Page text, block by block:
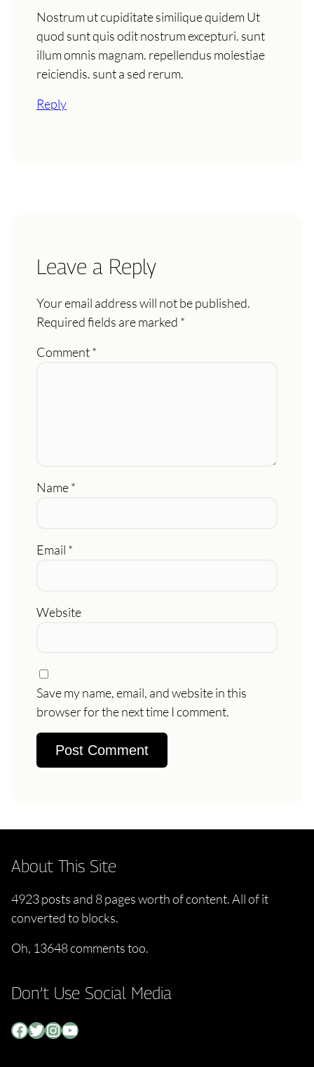
Nostrum ut cupiditate similique quidem Ut
quod sunt quis odit nostrum excepturi. sunt
illum omnis magnam. repellendus molestiae
reiciendis. sunt a sed rerum.
Reply
Leave a Reply
Your email address will not be published.
Required fields are marked *
Comment*
Name*
Email *
Website
Save my name, email, and website in this
browser for the next time I comment.
About This Site
4923 posts and 8 pages worth of content. All of it
converted to blocks.
Oh, 13648 comments too.
Don’t Use Social Media
Facebook Twitter InstagramYouTube